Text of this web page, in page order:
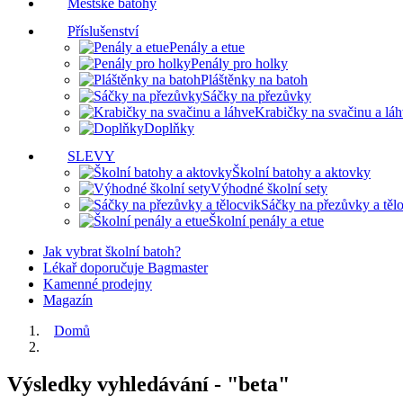
Příslušenství
Penály a etue
Penály pro holky
Pláštěnky na batoh
Sáčky na přezůvky
Krabičky na svačinu a
Doplňky
SLEVY
Školní batohy a aktovky
Výhodné školní sety
Sáčky na přezůvky a
Školní penály a etue
Jak vybrat školní batoh?
Lékař doporučuje Bagmaster
Kamenné prodejny
Magazín
Domů
Výsledky vyhledávání - "beta"